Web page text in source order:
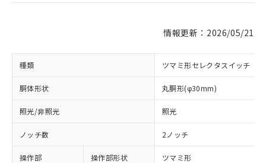
情報更新：2026/05/21
種類 ツマミ形セレクタスイッチ
胴体形状 丸胴形(φ30mm)
照光/非照光 照光
ノッチ数 2ノッチ
操作部 操作部形状 ツマミ形